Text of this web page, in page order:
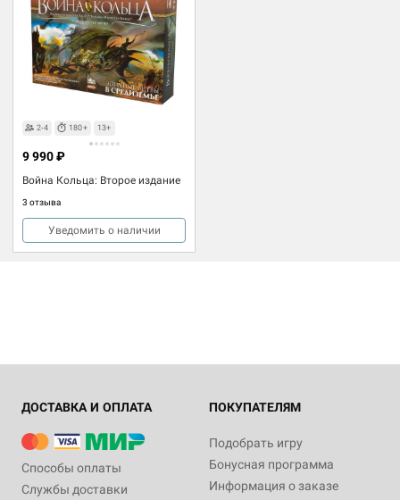
2-4 180+ 13+
Война Кольца: Второе издание
3 отзыва
9 990 ₽
Уведомить о наличии
ДОСТАВКА И ОПЛАТА
Способы оплаты
Службы доставки
ПОКУПАТЕЛЯМ
Подобрать игру
Бонусная программа
Информация о заказе